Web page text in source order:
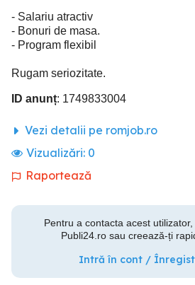
- Salariu atractiv
- Bonuri de masa.
- Program flexibil
Rugam seriozitate.
ID anunț: 1749833004
Vezi detalii pe romjob.ro
Vizualizări: 0
Raportează
Pentru a contacta acest
Publi24.ro sau creează-ți
Intră în cont /